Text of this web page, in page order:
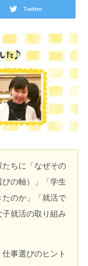
Twitter
ちに「なぜその
の軸）」「学生
のか」「就活で
就活の取り組み
事選びのヒント